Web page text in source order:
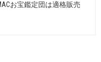
お宝鑑定団は適格販売